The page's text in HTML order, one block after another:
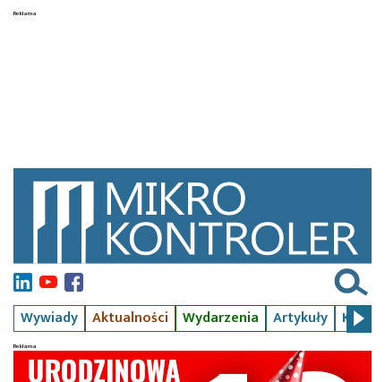
Wywiady Aktualności Wydarzenia Artykuły Kursy